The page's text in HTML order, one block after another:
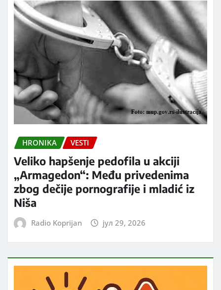
HRONIKA VESTI
Veliko hapšenje pedofila u akciji
„Armagedon“: Među privedenima
zbog dečije pornografije i mladić iz
Niša
Radio Koprijan јул 29, 2026